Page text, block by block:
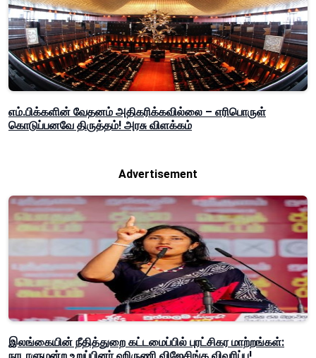
எம்.பிக்களின் வேதனம் அதிகரிக்கவில்லை – எரிபொருள்
கொடுப்பனவே திருத்தம்! அரசு விளக்கம்
Advertisement
இலங்கையின் நீதித்துறை கட்டமைப்பில் புரட்சிகர மாற்றங்கள்: